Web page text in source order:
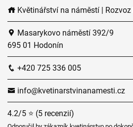
Květinářství na náměstí | Rozvoz
Masarykovo náměstí 392/9
695 01 Hodonín
+420 725 336 005
info@kvetinarstvinanamesti.cz
4.2/5 ⭐ (5 recenzií)